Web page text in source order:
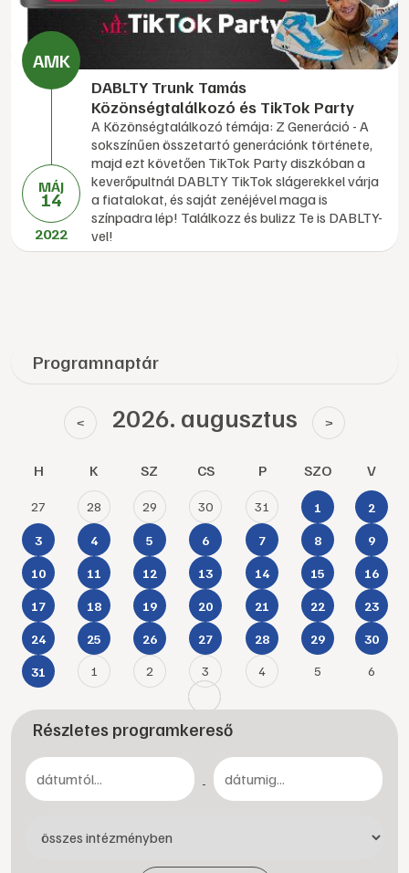
MÁJ
14
2022
DABLTY Trunk Tamás
Közönségtalálkozó és TikTok Party
A Közönségtalálkozó témája: Z Generáció - A
sokszínűen összetartó generációnk története,
majd ezt követően TikTok Party diszkóban a
keverőpultnál DABLTY TikTok slágerekkel várja
a fiatalokat, és saját zenéjével maga is
színpadra lép! Találkozz és bulizz Te is DABLTY-
vel!
Programnaptár
< 2026. augusztus >
H K SZ CS P SZO V
27 28 29 30 31 1 2
3 4 5 6 7 8 9
10 11 12 13 14 15 16
17 18 19 20 21 22 23
24 25 26 27 28 29 30
31 1 2 3 4 5 6
Részletes programkereső
-